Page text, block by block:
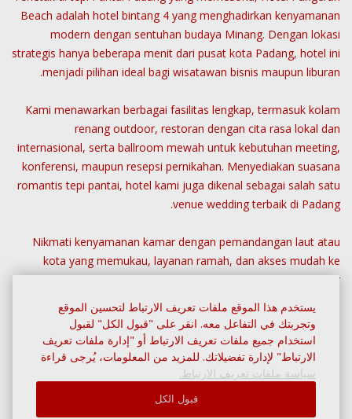
يستخدم هذا الموقع ملفات تعريف الارتباط لتحسين الموقع
وتجربتك في التفاعل معه. انقر على "قبول الكل" لقبول
استخدام جميع ملفات تعريف الارتباط أو "إدارة ملفات تعريف
الارتباط" لإدارة تفضيلاتك. للمزيد من المعلومات، يُرجى قراءة
سياسة ملفات تعريف الارتباط.
قبول الكل
Beach adalah hotel bintang 4 yang menghadirkan kenyamanan
modern dengan sentuhan budaya Minang. Dengan lokasi
strategis hanya beberapa menit dari pusat kota Padang, hotel ini
menjadi pilihan ideal bagi wisatawan bisnis maupun liburan.
Kami menawarkan berbagai fasilitas lengkap, termasuk kolam
renang outdoor, restoran dengan cita rasa lokal dan
internasional, serta ballroom mewah untuk kebutuhan meeting,
konferensi, maupun resepsi pernikahan. Menyediakan suasana
romantis tepi pantai, hotel kami juga dikenal sebagai salah satu
venue wedding terbaik di Padang.
Nikmati kenyamanan kamar dengan pemandangan laut atau
kota yang memukau, layanan ramah, dan akses mudah ke
destinasi populer seperti Pantai Air Manis dan kawasan kuliner
langsung di website resmi kami dan dapatkan harga spesial.